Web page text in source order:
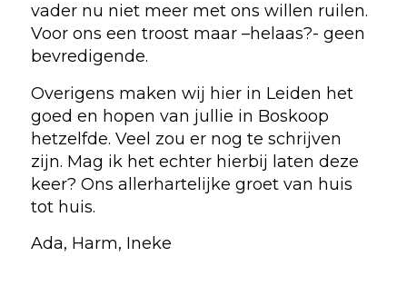
vader nu niet meer met ons willen ruilen.
Voor ons een troost maar –helaas?- geen
bevredigende.
Overigens maken wij hier in Leiden het
goed en hopen van jullie in Boskoop
hetzelfde. Veel zou er nog te schrijven
zijn. Mag ik het echter hierbij laten deze
keer? Ons allerhartelijke groet van huis
tot huis.
Ada, Harm, Ineke